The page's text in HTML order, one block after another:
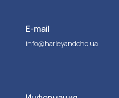
E-mail
info@harleyandcho.ua